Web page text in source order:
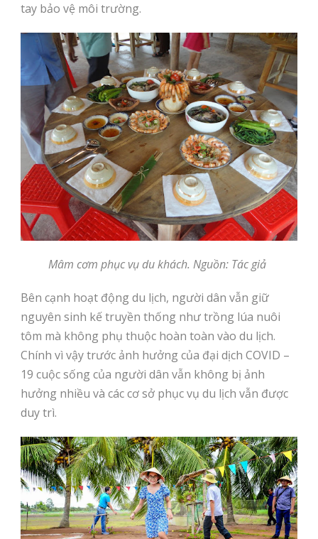
tay bảo vệ môi trường.
Mâm cơm phục vụ du khách. Nguồn: Tác giả
Bên cạnh hoạt động du lịch, người dân vẫn giữ
nguyên sinh kế truyền thống như trồng lúa nuôi
tôm mà không phụ thuộc hoàn toàn vào du lịch.
Chính vì vậy trước ảnh hưởng của đại dịch COVID –
19 cuộc sống của người dân vẫn không bị ảnh
hưởng nhiều và các cơ sở phục vụ du lịch vẫn được
duy trì.